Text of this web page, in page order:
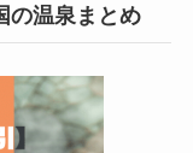
の温泉まとめ